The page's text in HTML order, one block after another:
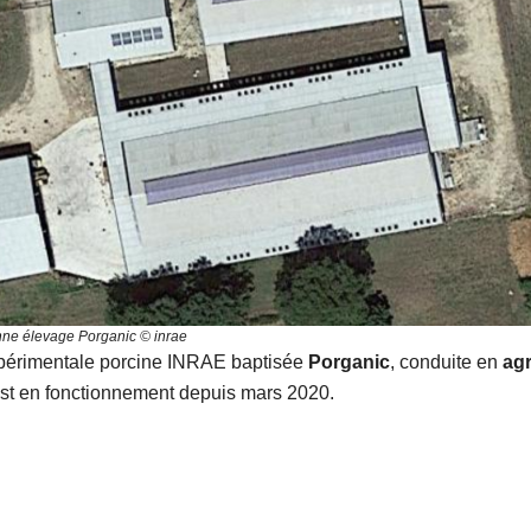
élevage Porganic © inrae
porcine INRAE baptisée Porganic, conduite en
en fonctionnement depuis mars 2020.